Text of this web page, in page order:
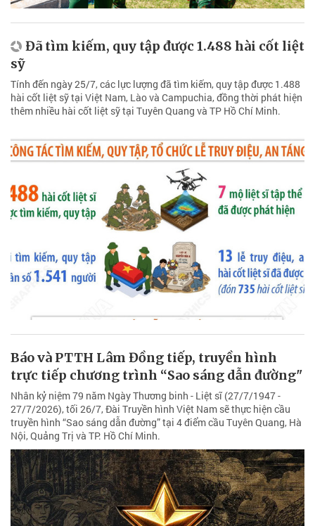
Đã tìm kiếm, quy tập được 1.488 hài cốt liệt
sỹ
Tính đến ngày 25/7, các lực lượng đã tìm kiếm, quy tập được 1.488
hài cốt liệt sỹ tại Việt Nam, Lào và Campuchia, đồng thời phát hiện
thêm nhiều hài cốt liệt sỹ tại Tuyên Quang và TP Hồ Chí Minh.
Báo và PTTH Lâm Đồng tiếp, truyền hình
trực tiếp chương trình “Sao sáng dẫn đường"
Nhân kỷ niệm 79 năm Ngày Thương binh - Liệt sĩ (27/7/1947 -
27/7/2026), tối 26/7, Đài Truyền hình Việt Nam sẽ thực hiện cầu
truyền hình “Sao sáng dẫn đường” tại 4 điểm cầu Tuyên Quang, Hà
Nội, Quảng Trị và TP. Hồ Chí Minh.